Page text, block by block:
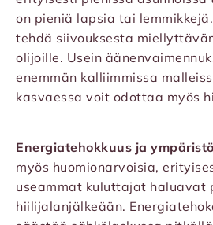
on pieniä lapsia tai
tehdä siivouksesta
olijoille. Usein
enemmän kalliimmissa
kasvaessa voit odottaa myös
Energiatehokkuus ja
myös huomionarvoisia,
useammat kuluttajat haluavat
hiilijalanjälkeään.